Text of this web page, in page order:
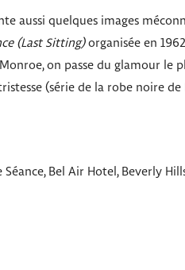
aussi quelques images
(Last Sitting)organisée en
on passe du glamour le
(série de la robe noire de
Bel Air Hotel, Beverly